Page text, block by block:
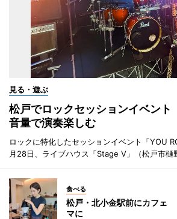
見る・遊ぶ
松戸でロックセッションイベン
音量で演奏楽しむ
ロックに特化したセッションイベント「YOU
月28日、ライブハウス「Stage V」（松戸市樋
食べる
松戸・北小金駅前にカフェ
マに